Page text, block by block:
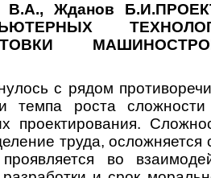
В.А., Жданов
с рядом
темпа роста сложности
проектирования.
труда, осложняется
во